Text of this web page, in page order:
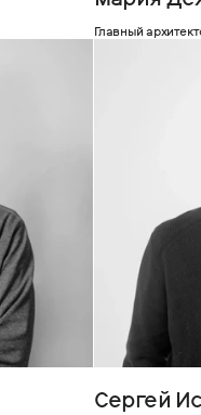
Главный
Сергей